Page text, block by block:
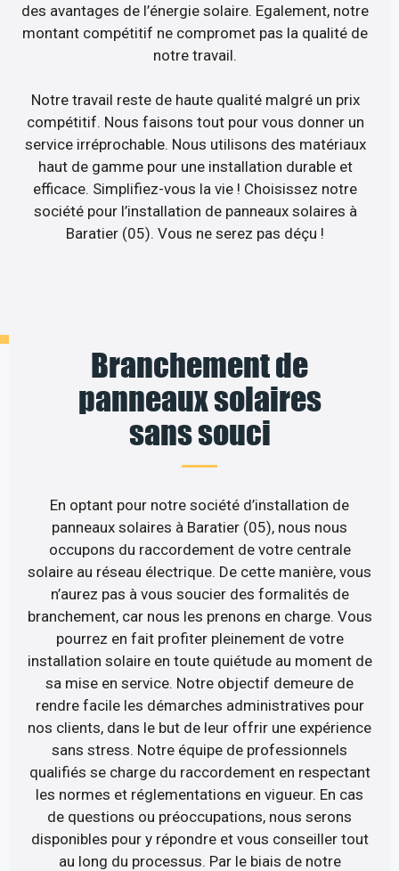
des avantages de l’énergie solaire. Egalement, notre
montant compétitif ne compromet pas la qualité de
notre travail.
Notre travail reste de haute qualité malgré un prix
compétitif. Nous faisons tout pour vous donner un
service irréprochable. Nous utilisons des matériaux
haut de gamme pour une installation durable et
efficace. Simplifiez-vous la vie ! Choisissez notre
société pour l’installation de panneaux solaires à
Baratier (05). Vous ne serez pas déçu !
Branchement de
panneaux solaires
sans souci
En optant pour notre société d’installation de
panneaux solaires à Baratier (05), nous nous
occupons du raccordement de votre centrale
solaire au réseau électrique. De cette manière, vous
n’aurez pas à vous soucier des formalités de
branchement, car nous les prenons en charge. Vous
pourrez en fait profiter pleinement de votre
installation solaire en toute quiétude au moment de
sa mise en service. Notre objectif demeure de
rendre facile les démarches administratives pour
nos clients, dans le but de leur offrir une expérience
sans stress. Notre équipe de professionnels
qualifiés se charge du raccordement en respectant
les normes et réglementations en vigueur. En cas
de questions ou préoccupations, nous serons
disponibles pour y répondre et vous conseiller tout
au long du processus. Par le biais de notre